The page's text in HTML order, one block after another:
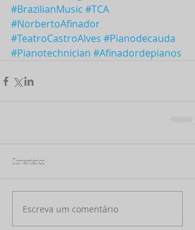
#BrazilianMusic #TCA
#NorbertoAfinador
#TeatroCastroAlves #Pianodecauda
#Pianotechnician #Afinadordepianos
Comentários
Escreva um comentário